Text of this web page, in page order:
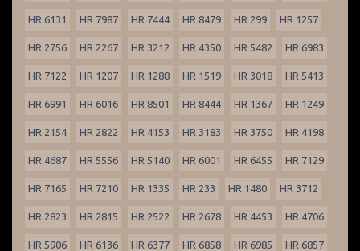
HR 6131 HR 7987 HR 7444 HR 8479 HR 299 HR 1257
HR 2756 HR 2267 HR 3212 HR 4350 HR 5482 HR 6983
HR 7122 HR 1207 HR 1288 HR 1519 HR 3018 HR 5413
HR 6991 HR 6016 HR 8501 HR 8444 HR 1367 HR 1249
HR 2154 HR 2822 HR 4153 HR 3183 HR 3750 HR 4198
HR 4687 HR 5556 HR 5140 HR 6001 HR 6455 HR 7129
HR 7165 HR 7210 HR 1335 HR 233 HR 1480 HR 3712
HR 2823 HR 2815 HR 2522 HR 2678 HR 4453 HR 4706
HR 5906 HR 6136 HR 6377 HR 6858 HR 6985 HR 6857